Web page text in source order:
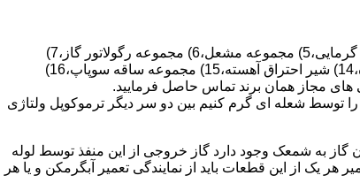
قطعات ساختمان آب گرم کن های دیواری شمعک دار عبارتند از : 1) کلاهک تعدیل،2) کلاهک تعدیل جریان دودکش،3) صفحه پشتی آبگرمکن،4) مبدل گرمایی،5) مجموعه مشعل،6) مجموعه رگولاتور گاز،7)
مجموعه رگولاتور آب،8) رویه آبگرمکن،9) صفحه پشتی آبگرمکن،10) رگولاتور آب در آبگرمکن های شمعک دار،11) بدنه،12) قاب برنجی،13) شیپوره،14) شیر احتراق آهسته،15) مجموعه ساقه سوپاپ،16)
توسط شعله ای گرم کنیم بین دو سر دیگر ترموکوپل ولتاژی
به شمعک وجود دارد گاز خروجی از این منفذ توسط لوله
یک از این قطعات باید از نمایندگی تعمیر آبگرمکن و یا هر